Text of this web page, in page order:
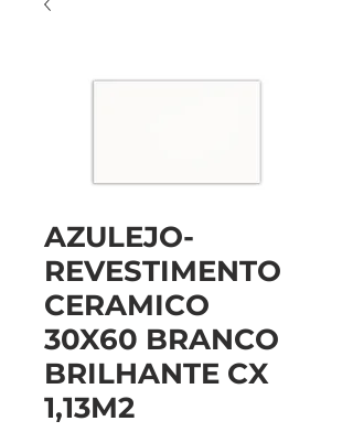
AZULEJO-
REVESTIMENTO
CERAMICO
30X60 BRANCO
BRILHANTE CX
1,13M2